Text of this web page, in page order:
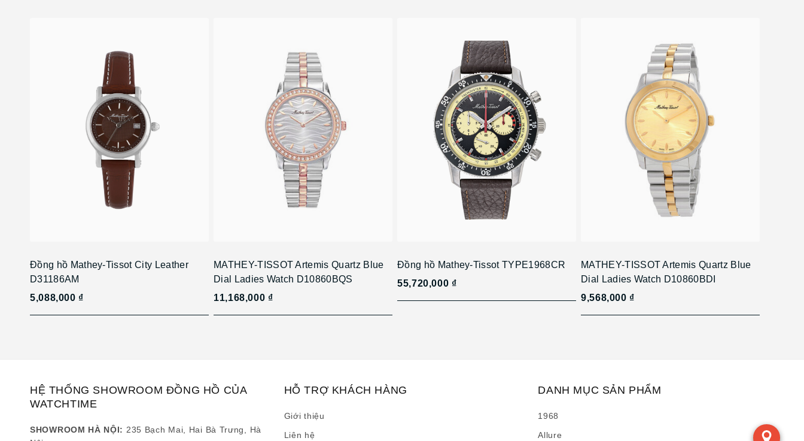
Đồng hồ Mathey-Tissot City Leather
D31186AM
5,088,000 ₫
MATHEY-TISSOT Artemis Quartz Blue
Dial Ladies Watch D10860BQS
11,168,000 ₫
Đồng hồ Mathey-Tissot TYPE1968CR
55,720,000 ₫
MATHEY-TISSOT Artemis Quartz Blue
Dial Ladies Watch D10860BDI
9,568,000 ₫
HỆ THỐNG SHOWROOM ĐỒNG HỒ CỦA
WATCHTIME
SHOWROOM HÀ NỘI: 235 Bạch Mai, Hai Bà Trưng, Hà
HỖ TRỢ KHÁCH HÀNG
Giới thiệu
Liên hệ
DANH MỤC SẢN PHẨM
1968
Allure